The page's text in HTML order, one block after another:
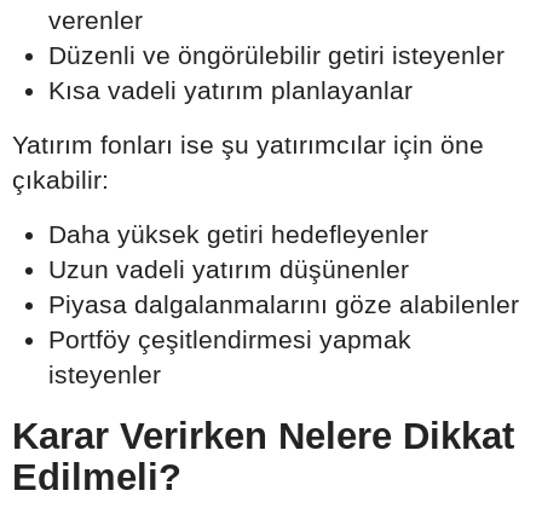
verenler
Düzenli ve öngörülebilir getiri isteyenler
Kısa vadeli yatırım planlayanlar
Yatırım fonları ise şu yatırımcılar için öne
çıkabilir:
Daha yüksek getiri hedefleyenler
Uzun vadeli yatırım düşünenler
Piyasa dalgalanmalarını göze alabilenler
Portföy çeşitlendirmesi yapmak
isteyenler
Karar Verirken Nelere Dikkat
Edilmeli?